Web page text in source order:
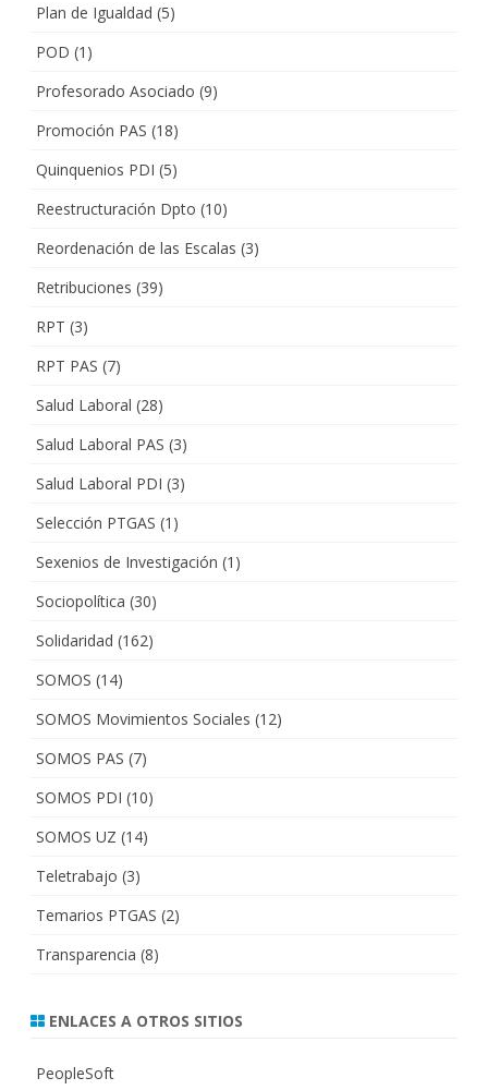
Plan de Igualdad (5)
POD (1)
Profesorado Asociado (9)
Promoción PAS (18)
Quinquenios PDI (5)
Reestructuración Dpto (10)
Reordenación de las Escalas (3)
Retribuciones (39)
RPT (3)
RPT PAS (7)
Salud Laboral (28)
Salud Laboral PAS (3)
Salud Laboral PDI (3)
Selección PTGAS (1)
Sexenios de Investigación (1)
Sociopolítica (30)
Solidaridad (162)
SOMOS (14)
SOMOS Movimientos Sociales (12)
SOMOS PAS (7)
SOMOS PDI (10)
SOMOS UZ (14)
Teletrabajo (3)
Temarios PTGAS (2)
Transparencia (8)
ENLACES A OTROS SITIOS
PeopleSoft